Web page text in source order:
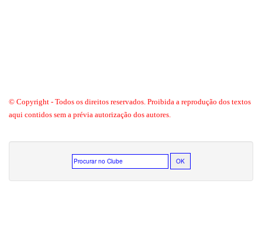
© Copyright - Todos os direitos reservados. Proibida a reprodução dos textos
aqui contidos sem a prévia autorização dos autores.